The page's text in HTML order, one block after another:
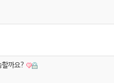
할까요?